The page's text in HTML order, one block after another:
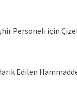
Personeli için
Edilen